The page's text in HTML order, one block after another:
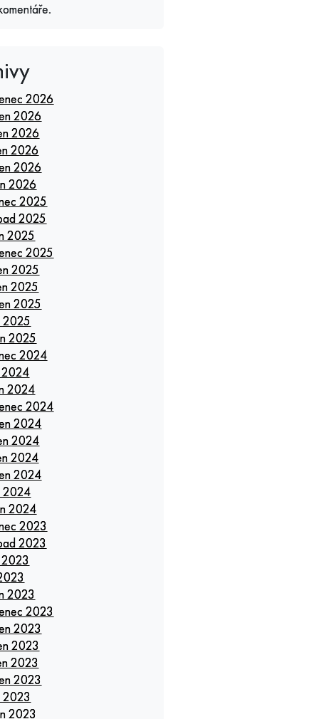
2026
2026
2026
2026
2026
2026
2025
2025
2025
2025
2025
2025
2025
2025
2025
2024
2024
2024
2024
2024
2024
2024
2024
2024
2024
2023
2023
2023
2023
2023
2023
2023
2023
2023
2023
2023